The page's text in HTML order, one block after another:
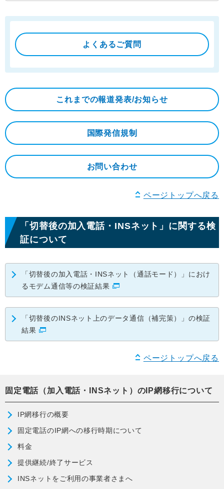
よくあるご質問
これまでの報道発表/お知らせ
国際発信規制
お問い合わせ
ページトップへ戻る
「切替後の加入電話・INSネット」に関する検
証について
「切替後の加入電話・INSネット（通話モード）」におけ
るモデム通信等の検証結果
「切替後のINSネット上のデータ通信（補完策）」の検証
結果
ページトップへ戻る
固定電話（加入電話・INSネット）のIP網移行について
IP網移行の概要
固定電話のIP網への移行時期について
料金
提供継続/終了サービス
INSネットをご利用の事業者さまへ